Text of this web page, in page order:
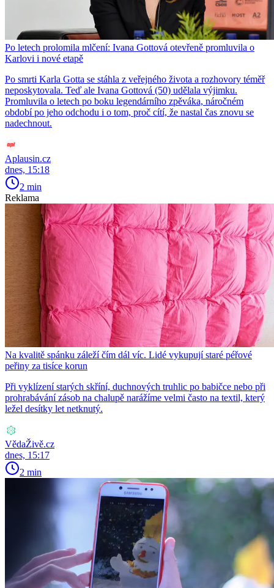
Po letech prolomila mlčení: Ivana Gottová otevřeně promluvila o
Karlovi i nové etapě
Po smrti Karla Gotta se stáhla z veřejného života a rozhovory téměř
neposkytovala. Teď ale Ivana Gottová (50) udělala výjimku.
Promluvila o letech po boku legendárního zpěváka, náročném
období po jeho odchodu i o tom, proč cítí, že nastal čas znovu se
nadechnout.
Aplausin.cz
dnes, 15:18
2 min
Reklama
Na kvalitě spánku záleží čím dál víc. Lidé vykupují staré péřové
peřiny za tisíce korun
Při vyklízení starých skříní, duchnových truhlic po babičce nebo při
prohrabávání zásob na chalupě narážíme velmi často na textil, který
ležel desítky let netknutý.
VědaŽivě.cz
dnes, 15:17
2 min